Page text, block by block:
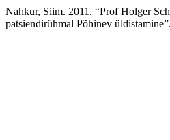
Nahkur, Siim. 2011. “Prof Holger
patsiendirühmal Põhinev üldistamine”.